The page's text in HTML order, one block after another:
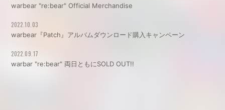
warbear "re:bear" Official Merchandise
2022.10.03
warbear『Patch』アルバムダウンロード購入キャンペーン
2022.09.17
warbar "re:bear" 両日ともにSOLD OUT!!